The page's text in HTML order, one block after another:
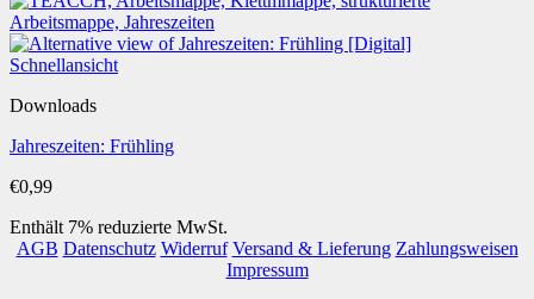
Schnellansicht
Downloads
Jahreszeiten: Frühling
€0,99
Enthält 7% reduzierte MwSt.
AGB Datenschutz Widerruf Versand & Lieferung Zahlungsweisen
Impressum